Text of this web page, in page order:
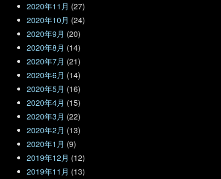
2020年11月 (27)
2020年10月 (24)
2020年9月 (20)
2020年8月 (14)
2020年7月 (21)
2020年6月 (14)
2020年5月 (16)
2020年4月 (15)
2020年3月 (22)
2020年2月 (13)
2020年1月 (9)
2019年12月 (12)
2019年11月 (13)